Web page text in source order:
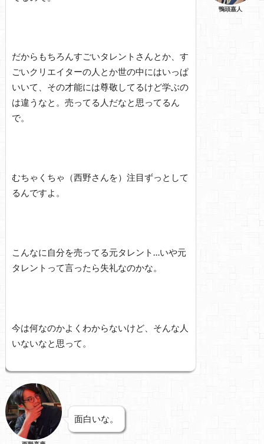
だからもちろんすごいタレントさんとか、す
ごいクリエイターの人とか世の中にはいっぱ
いいて、その才能には尊敬してるけど学ぶの
は違うなと。売ってる人だなと思ってるん
で。
むちゃくちゃ（西野さんを）注目ずっとして
るんですよ。
こんなに自分を売ってる元タレント…いや元
タレントって言ったら失礼なのかな。
今は何なのかよくわからないけど、そんな人
いないなと思って。
鴨頭嘉人
面白いな。